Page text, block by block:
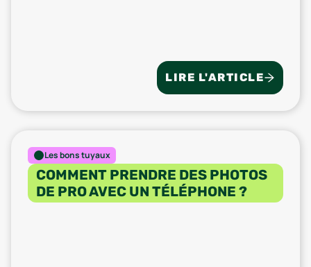
LIRE L'ARTICLE
Les bons tuyaux
COMMENT PRENDRE DES PHOTOS
DE PRO AVEC UN TÉLÉPHONE ?